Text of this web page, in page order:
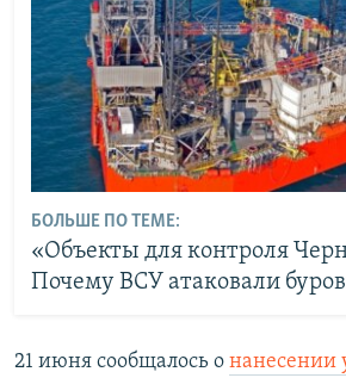
БОЛЬШЕ ПО ТЕМЕ:
«Объекты для контроля
Почему ВСУ атаковали
21 июня сообщалось о нанесении